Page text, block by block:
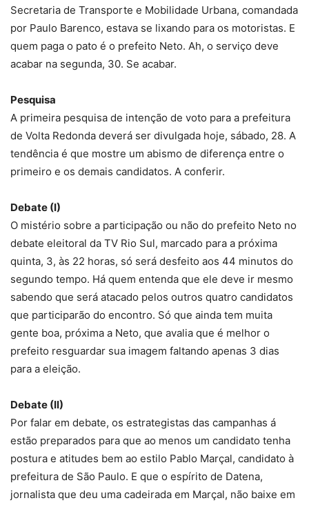
Secretaria de Transporte e Mobilidade Urbana, comandada
por Paulo Barenco, estava se lixando para os motoristas. E
quem paga o pato é o prefeito Neto. Ah, o serviço deve
acabar na segunda, 30. Se acabar.
Pesquisa
A primeira pesquisa de intenção de voto para a prefeitura
de Volta Redonda deverá ser divulgada hoje, sábado, 28. A
tendência é que mostre um abismo de diferença entre o
primeiro e os demais candidatos. A conferir.
Debate (I)
O mistério sobre a participação ou não do prefeito Neto no
debate eleitoral da TV Rio Sul, marcado para a próxima
quinta, 3, às 22 horas, só será desfeito aos 44 minutos do
segundo tempo. Há quem entenda que ele deve ir mesmo
sabendo que será atacado pelos outros quatro candidatos
que participarão do encontro. Só que ainda tem muita
gente boa, próxima a Neto, que avalia que é melhor o
prefeito resguardar sua imagem faltando apenas 3 dias
para a eleição.
Debate (II)
Por falar em debate, os estrategistas das campanhas á
estão preparados para que ao menos um candidato tenha
postura e atitudes bem ao estilo Pablo Marçal, candidato à
prefeitura de São Paulo. E que o espírito de Datena,
jornalista que deu uma cadeirada em Marçal, não baixe em